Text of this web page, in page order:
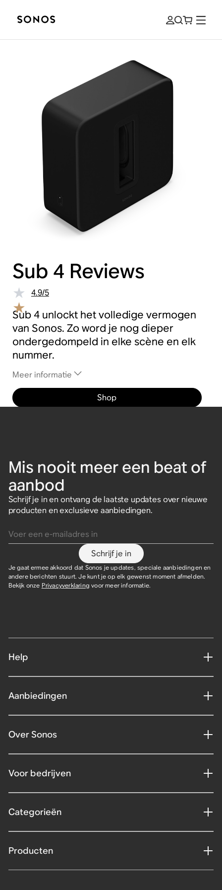
Sub 4 Reviews
4.9/5
Sub 4 unlockt het volledige vermogen
van Sonos. Zo word je nog dieper
ondergedompeld in elke scène en elk
nummer.
Meer informatie
Shop
Mis nooit meer een beat of
aanbod
Schrijf je in en ontvang de laatste updates over nieuwe
producten en exclusieve aanbiedingen.
Schrijf je in
Je gaat ermee akkoord dat Sonos je updates, speciale aanbiedingen en
andere berichten stuurt. Je kunt je op elk gewenst moment afmelden.
Bekijk onze Privacyverklaring voor meer informatie.
Help
Aanbiedingen
Over Sonos
Voor bedrijven
Categorieën
Producten